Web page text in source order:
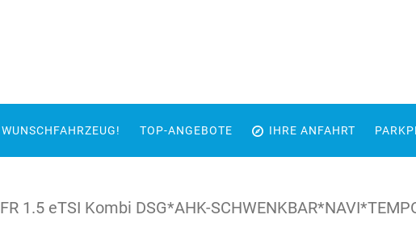
WUNSCHFAHRZEUG! TOP-ANGEBOTE IHRE ANFAHRT
FR 1.5 eTSI Kombi DSG*AHK-